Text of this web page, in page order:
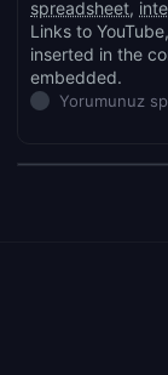
spreadsheet,
Links to
inserted in the
embedded.
Yorumunuz